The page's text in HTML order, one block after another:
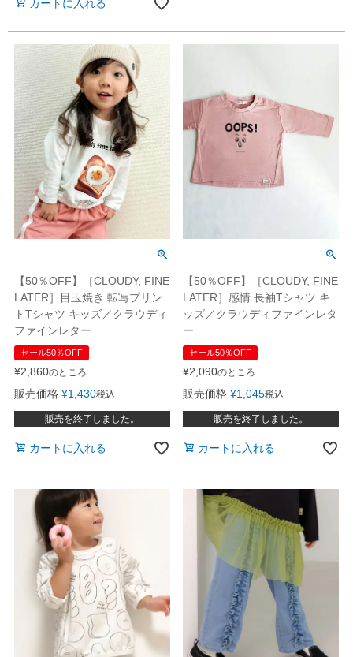
カートに入れる
【50％OFF】［CLOUDY, FINE
LATER］目玉焼き 転写プリン
トTシャツ キッズ／クラウディ
ファインレター
セール50％OFF
¥2,860のところ
販売価格 ¥1,430税込
販売を終了しました。
カートに入れる
【50％OFF】［CLOUDY, FINE
LATER］感情 長袖Tシャツ キ
ッズ／クラウディファインレタ
ー
セール50％OFF
¥2,090のところ
販売価格 ¥1,045税込
販売を終了しました。
カートに入れる